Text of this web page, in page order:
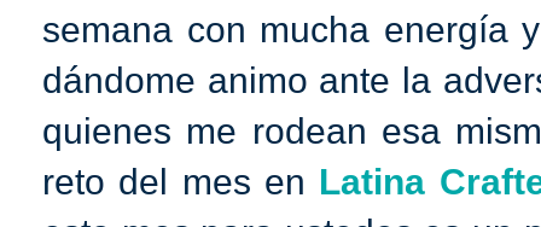
semana con mucha energía
dándome animo ante la
quienes me rodean esa
reto del mes en Latina